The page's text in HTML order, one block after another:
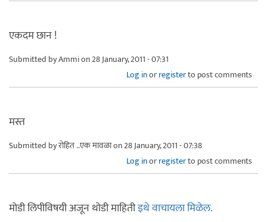
एकदम छान !
Submitted byAmmion 28 January, 2011 - 07:31
Log inorregisterto post comments
मस्त
Submitted byरोहित ..एक मावळाon 28 January, 2011 - 07:38
Log inorregisterto post comments
मोडी लिपीविषयी अजून थोडी माहितीइथे वाचायला मिळेल.